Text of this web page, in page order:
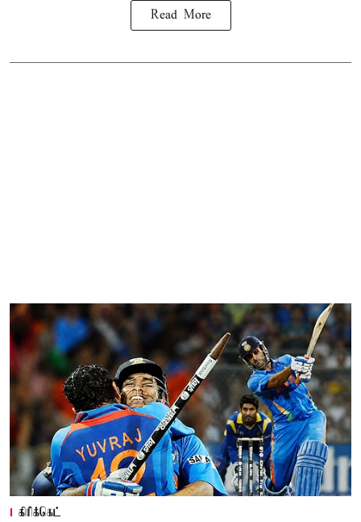
Read More
கிரிக்கெட்